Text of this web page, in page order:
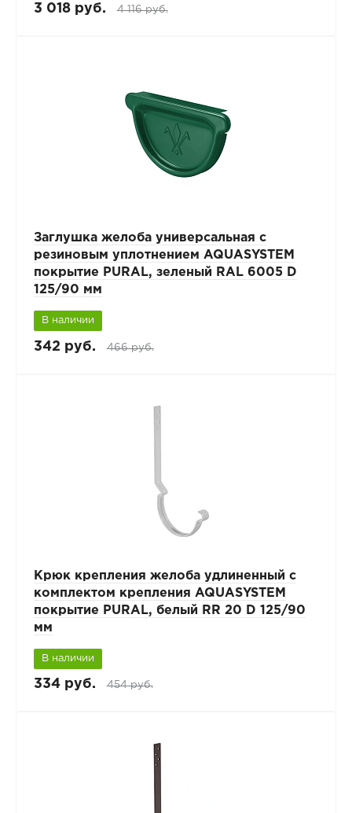
3 018 руб. 4 116 руб.
Заглушка желоба универсальная с
резиновым уплотнением AQUASYSTEM
покрытие PURAL, зеленый RAL 6005 D
125/90 мм
В наличии
342 руб. 466 руб.
Крюк крепления желоба удлиненный с
комплектом крепления AQUASYSTEM
покрытие PURAL, белый RR 20 D 125/90
мм
В наличии
334 руб. 454 руб.